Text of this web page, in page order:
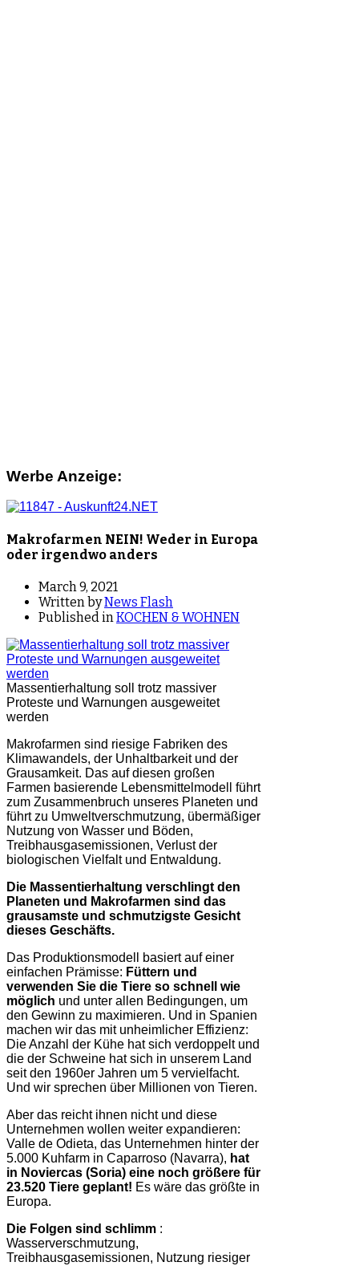
Werbe Anzeige:
Makrofarmen NEIN! Weder in Europa
oder irgendwo anders
March 9, 2021
Written byNews Flash
Published inKOCHEN & WOHNEN
Massentierhaltung soll trotz massiver
Proteste und Warnungen ausgeweitet
werden
Makrofarmen sind riesige Fabriken des
Klimawandels, der Unhaltbarkeit und der
Grausamkeit. Das auf diesen großen
Farmen basierende Lebensmittelmodell führt
zum Zusammenbruch unseres Planeten und
führt zu Umweltverschmutzung, übermäßiger
Nutzung von Wasser und Böden,
Treibhausgasemissionen, Verlust der
biologischen Vielfalt und Entwaldung.
Die Massentierhaltung verschlingt den
Planeten und Makrofarmen sind das
grausamste und schmutzigste Gesicht
dieses Geschäfts.
Das Produktionsmodell basiert auf einer
einfachen Prämisse: Füttern und
verwenden Sie die Tiere so schnell wie
möglich und unter allen Bedingungen, um
den Gewinn zu maximieren. Und in Spanien
machen wir das mit unheimlicher Effizienz:
Die Anzahl der Kühe hat sich verdoppelt und
die der Schweine hat sich in unserem Land
seit den 1960er Jahren um 5 vervielfacht.
Und wir sprechen über Millionen von Tieren.
Aber das reicht ihnen nicht und diese
Unternehmen wollen weiter expandieren:
Valle de Odieta, das Unternehmen hinter der
5.000 Kuhfarm in Caparroso (Navarra), hat
in Noviercas (Soria) eine noch größere für
23.520 Tiere geplant! Es wäre das größte in
Europa.
Die Folgen sind schlimm :
Wasserverschmutzung,
Treibhausgasemissionen, Nutzung riesiger